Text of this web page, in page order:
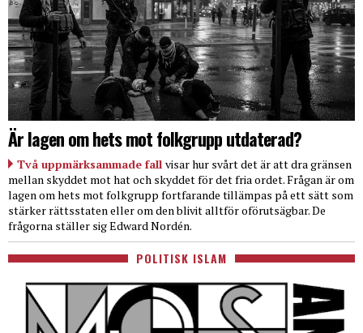
Är lagen om hets mot folkgrupp utdaterad?
Två uppmärksammade fall visar hur svårt det är att dra gränsen
mellan skyddet mot hat och skyddet för det fria ordet. Frågan är om
lagen om hets mot folkgrupp fortfarande tillämpas på ett sätt som
stärker rättsstaten eller om den blivit alltför oförutsägbar. De
frågorna ställer sig Edward Nordén.
POLITISK ISLAM